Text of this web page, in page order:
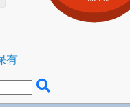
有